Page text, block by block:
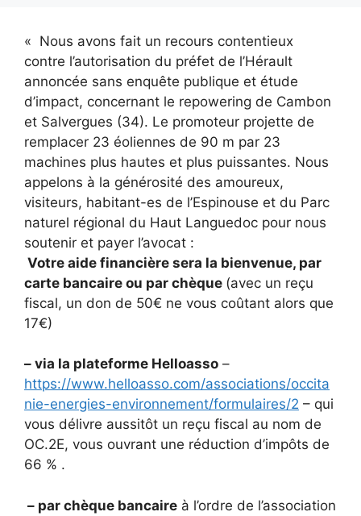
« Nous avons fait un recours contentieux
contre l’autorisation du préfet de l’Hérault
annoncée sans enquête publique et étude
d’impact, concernant le repowering de Cambon
et Salvergues (34). Le promoteur projette de
remplacer 23 éoliennes de 90 m par 23
machines plus hautes et plus puissantes. Nous
appelons à la générosité des amoureux,
visiteurs, habitant-es de l’Espinouse et du Parc
naturel régional du Haut Languedoc pour nous
soutenir et payer l’avocat :
Votre aide financière sera la bienvenue, par
carte bancaire ou par chèque (avec un reçu
fiscal, un don de 50€ ne vous coûtant alors que
17€)
– via la plateforme Helloasso –
https://www.helloasso.com/associations/occita
nie-energies-environnement/formulaires/2 – qui
vous délivre aussitôt un reçu fiscal au nom de
OC.2E, vous ouvrant une réduction d’impôts de
66 % .
– par chèque bancaire à l’ordre de l’association